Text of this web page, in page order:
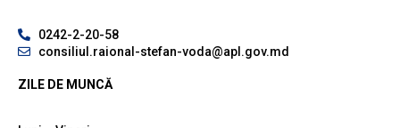
0242-2-20-58
consiliul.raional-stefan-voda@apl.gov.md
ZILE DE MUNCĂ